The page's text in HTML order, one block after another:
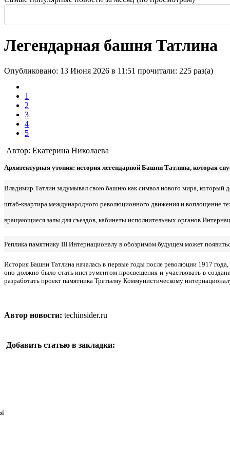
Легендарная башня Татлина
Опубликовано: 13 Июня 2026 в 11:51 прочитали: 225 раз(а)
1
2
3
4
5
Автор: Екатерина Николаева
Архитектурная утопия: история легендарной Башни Татлина, которая
Владимир Татлин задумывал свою башню как символ нового мира, который
штаб-квартира международного революционного движения и воплощение
вращающиеся залы для съездов, кабинеты исполнительных органов
Реплика памятнику III Интернационалу в обозримом будущем может
История Башни Татлина началась в первые годы после революции 1917 года,
оно должно было стать инструментом просвещения и участвовать в
разработать проект памятника Третьему Коммунистическому
Автор новости: techinsider.ru
Добавить статью в закладки: